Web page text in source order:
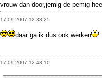
vrouw dan door,jemig de pemig
17-09-2007 12:38:25
daar ga ik dus ook werken
17-09-2007 12:43:10